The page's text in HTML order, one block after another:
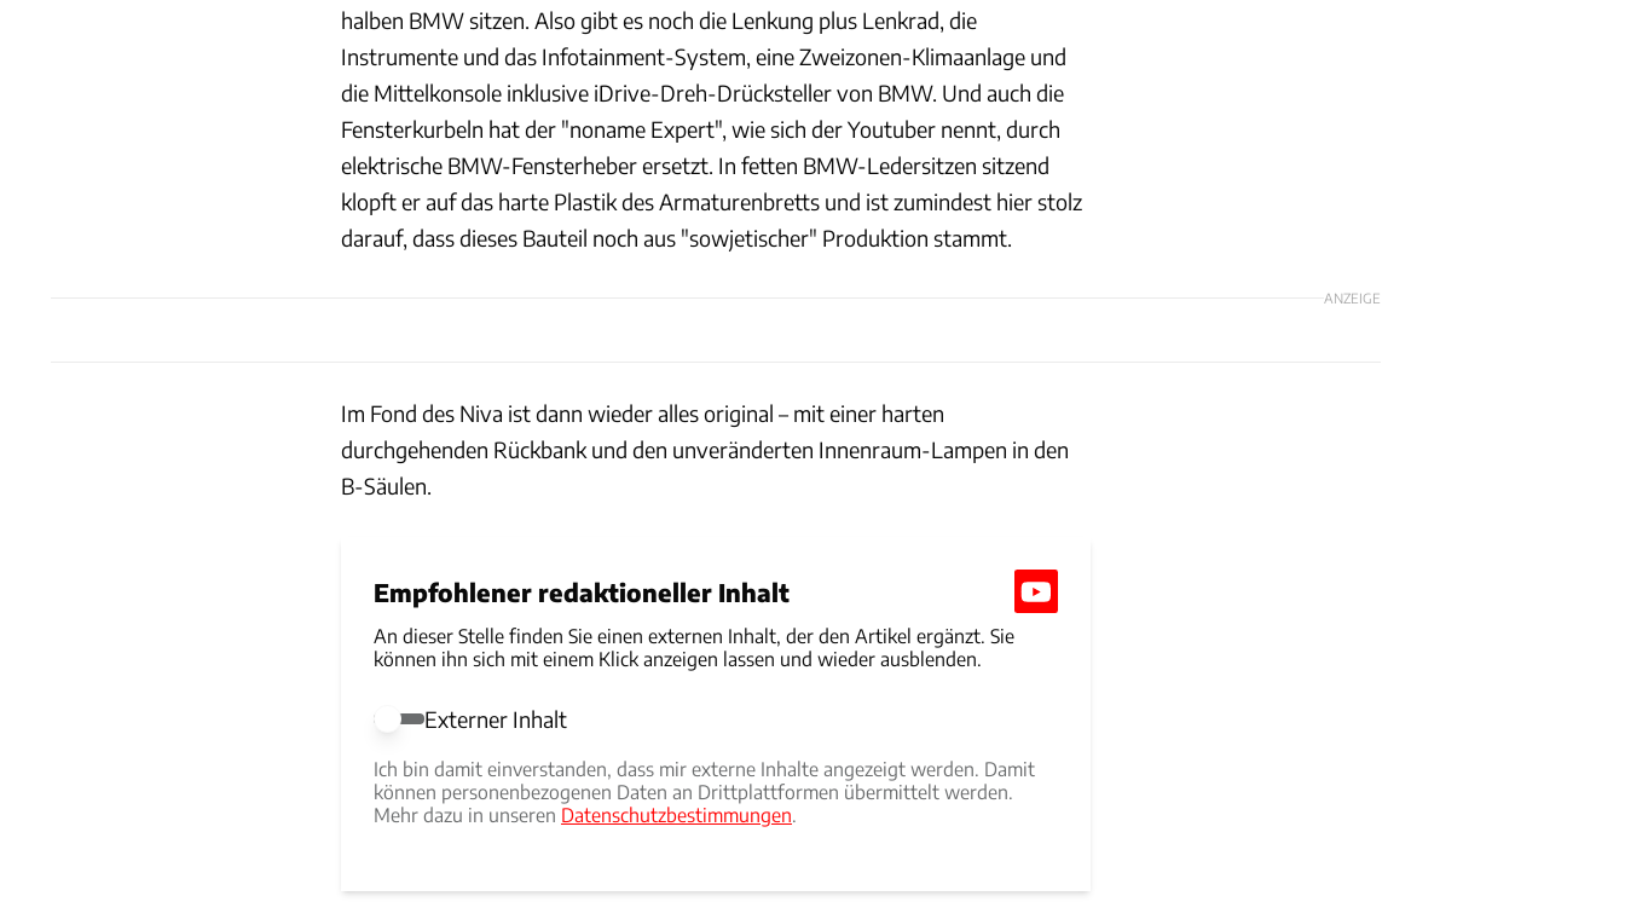
halben BMW sitzen. Also gibt es noch die Lenkung plus Lenkrad, die
Instrumente und das Infotainment-System, eine Zweizonen-Klimaanlage und
die Mittelkonsole inklusive iDrive-Dreh-Drücksteller von BMW. Und auch die
Fensterkurbeln hat der "noname Expert", wie sich der Youtuber nennt, durch
elektrische BMW-Fensterheber ersetzt. In fetten BMW-Ledersitzen sitzend
klopft er auf das harte Plastik des Armaturenbretts und ist zumindest hier stolz
darauf, dass dieses Bauteil noch aus "sowjetischer" Produktion stammt.
ANZEIGE
Im Fond des Niva ist dann wieder alles original – mit einer harten
durchgehenden Rückbank und den unveränderten Innenraum-Lampen in den
B-Säulen.
Empfohlener redaktioneller Inhalt
An dieser Stelle finden Sie einen externen Inhalt, der den Artikel ergänzt. Sie
können ihn sich mit einem Klick anzeigen lassen und wieder ausblenden.
Externer Inhalt erlauben
Externer Inhalt
Ich bin damit einverstanden, dass mir externe Inhalte angezeigt werden. Damit
können personenbezogenen Daten an Drittplattformen übermittelt werden.
Mehr dazu in unseren Datenschutzbestimmungen.